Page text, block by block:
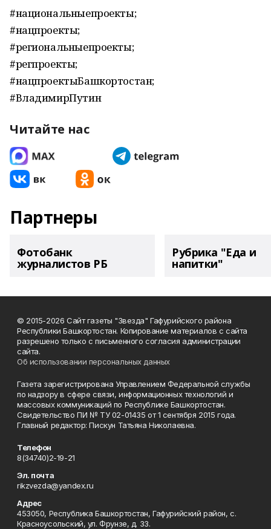
#национальныепроекты;
#нацпроекты;
#региональныепроекты;
#регпроекты;
#нацпроектыБашкортостан;
#ВладимирПутин
Читайте нас
Партнеры
Фотобанк
журналистов РБ
Рубрика "Еда и
напитки"
© 2015-2026 Сайт газеты "Звезда" Гафурийского района
Республики Башкортостан. Копирование материалов с сайта
разрешено только с письменного согласия администрации
сайта.
Об использовании персональных данных
Газета зарегистрирована Управлением Федеральной службы
по надзору в сфере связи, информационных технологий и
массовых коммуникаций по Республике Башкортостан.
Свидетельство ПИ № ТУ 02-01435 от 1 сентября 2015 года.
Главный редактор: Пискун Татьяна Николаевна.
Телефон
8(34740)2-19-21
Эл. почта
rikzvezda@yandex.ru
Адрес
453050, Республика Башкортостан, Гафурийский район, с.
Красноусольский, ул. Фрунзе, д. 33.